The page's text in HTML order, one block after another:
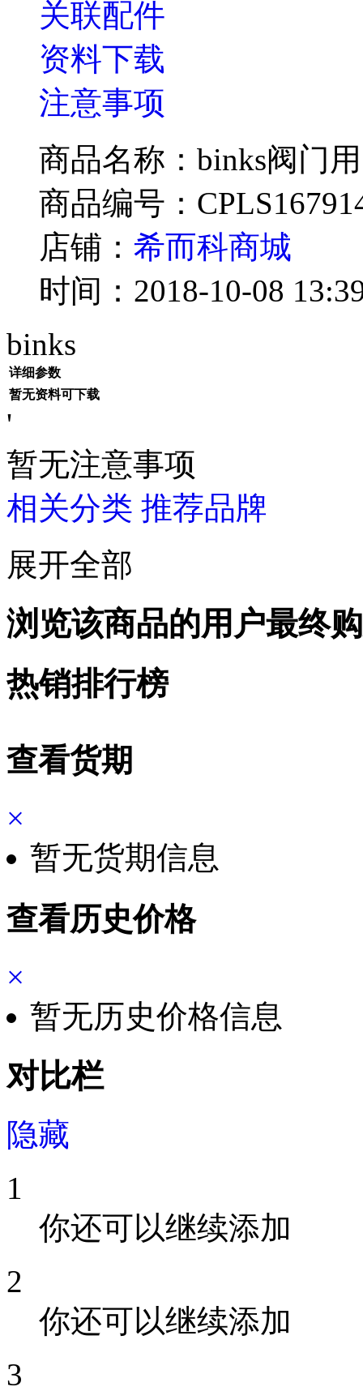
关联配件
资料下载
注意事项
商品名称：binks阀门
商品编号：
店铺： 希而科商城
时间：2018-10-08
binks
详细参数
暂无资料可下载
'
暂无注意事项
相关分类 推荐品牌
展开全部
浏览该商品的用户最终
热销排行榜
查看货期
×
暂无货期信息
查看历史价格
×
暂无历史价格信息
对比栏
隐藏
1
你还可以继续添加
2
你还可以继续添加
3